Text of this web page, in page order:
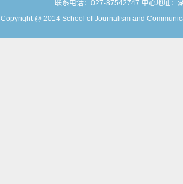
联系电话：027-87542747 中心地址：
Copyright @ 2014 School of Journalism and